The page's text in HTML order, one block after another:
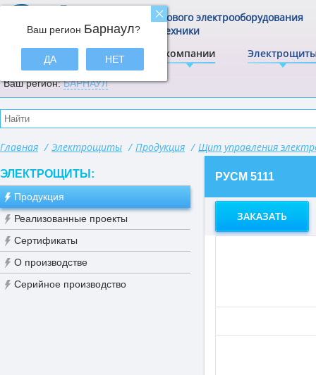
ЭлектрА О компании
Центр щитового электрооборудования
и электротехники
Ваш регион:БАРНАУЛ
Ваш регион Барнаул?
ДА НЕТ
Главная / Электрощиты / Продукция / Щит управления
ЭЛЕКТРОЩИТЫ:
Продукция
Реализованные проекты
Сертификаты
О производстве
Серийное производство
РУСМ 5111
ЗАКАЗАТЬ